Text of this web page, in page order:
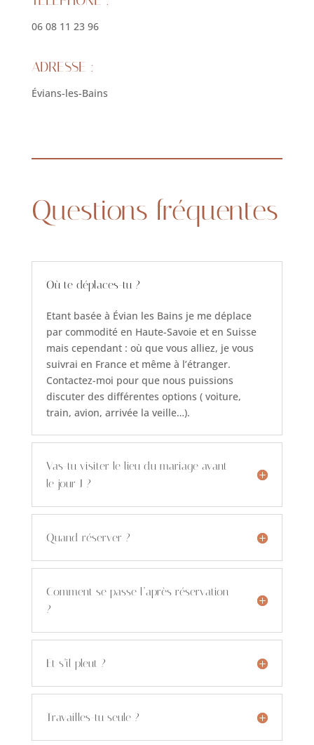
06 08 11 23 96
ADRESSE :
Évians-les-Bains
Questions fréquentes
Où te déplaces-tu ?
Etant basée à Évian les Bains je me déplace
par commodité en Haute-Savoie et en Suisse
mais cependant : où que vous alliez, je vous
suivrai en France et même à l’étranger.
Contactez-moi pour que nous puissions
discuter des différentes options ( voiture,
train, avion, arrivée la veille…).
Vas-tu visiter le lieu du mariage avant
le jour J ?
Quand réserver ?
Comment se passe l’après réservation
?
Et s’il pleut ?
Travailles-tu seule ?